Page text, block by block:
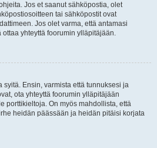
Jos et saanut sähköpostia, olet
tai sähköpostit ovat
Jos olet varma, että antamasi
yhteyttä foorumin ylläpitäjään.
Ensin, varmista että tunnuksesi ja
ota yhteyttä foorumin ylläpitäjään
porttikieltoja. On myös mahdollista, että
heidän päässään ja heidän pitäisi korjata